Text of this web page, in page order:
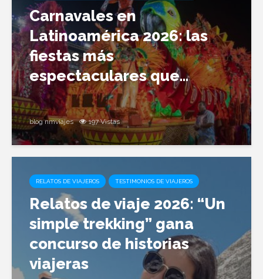
Carnavales en
Latinoamérica 2026: las
fiestas más
espectaculares que...
blog nmviajes 197 Vistas
RELATOS DE VIAJEROS TESTIMONIOS DE VIAJEROS
Relatos de viaje 2026: “Un
simple trekking” gana
concurso de historias
viajeras